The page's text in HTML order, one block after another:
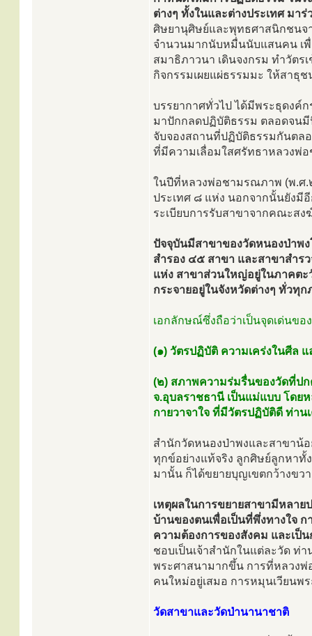
ต่างๆ ทั้งในและต่างประเทศ มา
ศิษยานุศิษย์และพุทธศาสนิกชนจ
จำนวนมากนับหมื่นนับแสนคน เ
สมาธิภาวนา เดินจงกรม ทำวัตร
กิจกรรมเผยแผ่ธรรมมะ ให้สาธุ
บรรยากาศทั่วไป ได้มีพระธุดงค์
มาปักกลดปฏิบัติธรรม ตลอดจน
จับจองสถานที่ปฏิบัติธรรมกันตล
ที่มีความเลื่อมใสศรัทธาหลวงพ่อ
ในปีที่หลวงพ่อชามรณภาพ (พ.ศ.
ประเทศ ๘ แห่ง นอกจากนั้นยังมี
ระเบียบการรับสาขาจากคณะส
ปัจจุบันมีสาขาของวัดหนองป่าพ
สำรอง ๔๕ สาขา และสาขาสำร
แห่ง สาขาส่วนใหญ่อยู่ในภาคตะ
กระจายอยู่ในจังหวัดต่างๆ ทั่วทุก
เอกลักษณ์ซึ่งถือว่าเป็นจุดเด่นข
(๑) วัตรปฏิบัติ ความเคร่งในศีล
(๒) สภาพความร่มรื่นของวัดที่ป
จ.อุบลราชธานี เป็นแม่แบบ โดย
กายวาจาใจ ที่มีวัตรปฏิบัติดี ท่าน
สำนักวัดหนองป่าพงและสาขาน้
ทุกข์อย่างแท้จริง ลูกศิษย์ลูกหาทั้
มานั้น ก็ได้ขยายบุญเขตกว้างขว
เหตุผลในการขยายสาขามีหลาย
บ้านของตนเพื่อเป็นที่พึ่งทางใจ
ความต้องการของสังคม และเป็
ชอบเป็นเจ้าสำนักในแต่ละวัด ท่
พระศาสนามากขึ้น การที่หลวงพ่
คนใหม่อยู่เสมอ การหมุนเวียนพ
วัดสาขาและวัดป่านานาชาติ